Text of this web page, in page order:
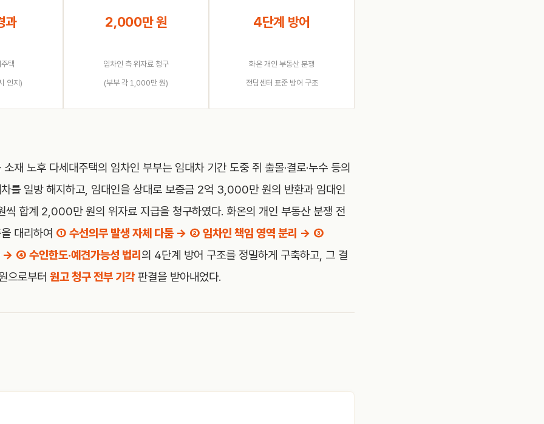
과
택
인지)
2,000만 원
임차인 측 위자료 청구
(부부 각 1,000만 원)
4단계 방어
화온 개인 부동산 분쟁
전담센터 표준 방어 구조
재 노후 다세대주택의 임차인 부부는 임대차 기간 도중 쥐 출몰·결로·누수 등의
를 일방 해지하고, 임대인을 상대로 보증금 2억 3,000만 원의 반환과 임대인
합계 2,000만 원의 위자료 지급을 청구하였다. 화온의 개인 부동산 분쟁 전
대리하여 ① 수선의무 발생 자체 다툼 → ② 임차인 책임 영역 분리 → ③
→ ④ 수인한도·예견가능성 법리 의 4단계 방어 구조를 정밀하게 구축하고, 그 결
으로부터 원고 청구 전부 기각판결을 받아내었다.